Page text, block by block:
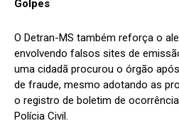
Golpes
O Detran-MS também reforça o
envolvendo falsos sites de
uma cidadã procurou o órgão
de fraude, mesmo adotando as
o registro de boletim de
Polícia Civil.